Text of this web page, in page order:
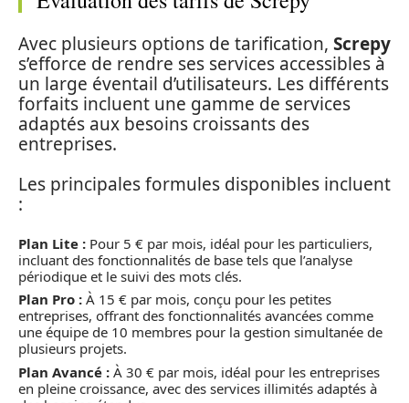
Avec plusieurs options de tarification, Screpy
s’efforce de rendre ses services accessibles à
un large éventail d’utilisateurs. Les différents
forfaits incluent une gamme de services
adaptés aux besoins croissants des
entreprises.
Les principales formules disponibles incluent
:
Plan Lite : Pour 5 € par mois, idéal pour les particuliers,
incluant des fonctionnalités de base tels que l’analyse
périodique et le suivi des mots clés.
Plan Pro : À 15 € par mois, conçu pour les petites
entreprises, offrant des fonctionnalités avancées comme
une équipe de 10 membres pour la gestion simultanée de
plusieurs projets.
Plan Avancé : À 30 € par mois, idéal pour les entreprises
en pleine croissance, avec des services illimités adaptés à